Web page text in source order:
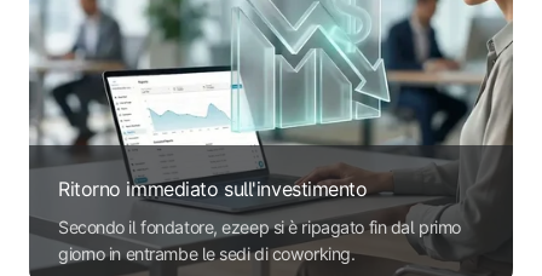
Ritorno immediato sull'investimento
Secondo il fondatore, ezeep si è ripagato fin dal primo
giorno in entrambe le sedi di coworking.